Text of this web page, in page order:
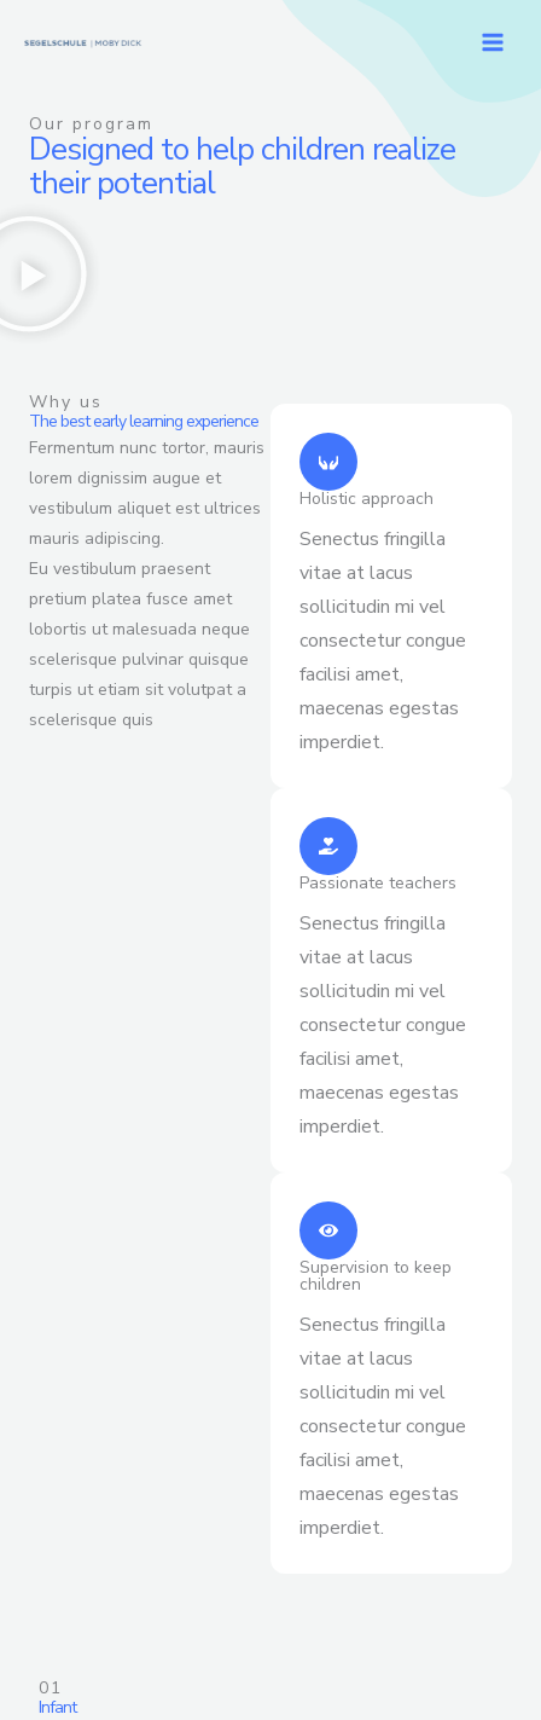
Our program
Designed to help children realize
their potential
Why us
The best early learning experience
Fermentum nunc tortor, mauris
lorem dignissim augue et
vestibulum aliquet est ultrices
mauris adipiscing.
Eu vestibulum praesent
pretium platea fusce amet
lobortis ut malesuada neque
scelerisque pulvinar quisque
turpis ut etiam sit volutpat a
scelerisque quis
Holistic approach
Senectus fringilla
vitae at lacus
sollicitudin mi vel
consectetur congue
facilisi amet,
maecenas egestas
imperdiet.
Passionate teachers
Senectus fringilla
vitae at lacus
sollicitudin mi vel
consectetur congue
facilisi amet,
maecenas egestas
imperdiet.
Supervision to keep
children
Senectus fringilla
vitae at lacus
sollicitudin mi vel
consectetur congue
facilisi amet,
maecenas egestas
imperdiet.
01
Infant